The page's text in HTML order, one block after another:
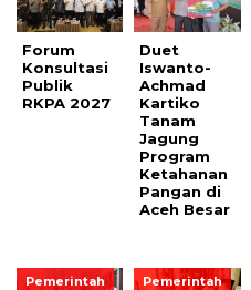
Forum
Konsultasi
Publik
RKPA 2027
Duet
Iswanto-
Achmad
Kartiko
Tanam
Jagung
Program
Ketahanan
Pangan di
Aceh Besar
Pemerintah Pemerintah